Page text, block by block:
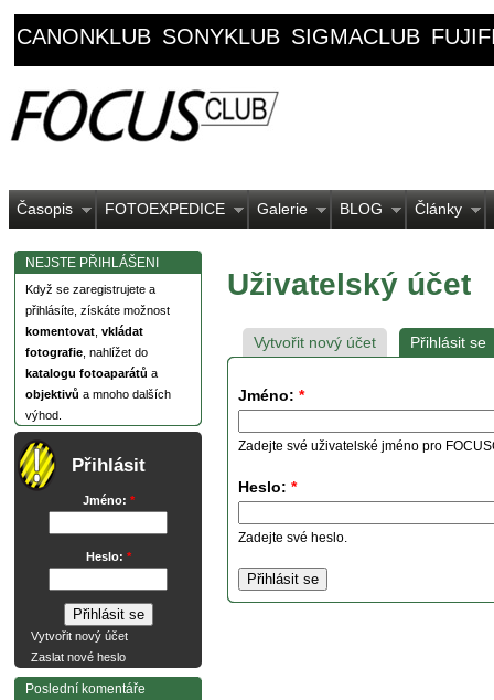
CANONKLUB SONYKLUB SIGMACLUB
Časopis FOTOEXPEDICE Galerie BLOG Články
NEJSTE PŘIHLÁŠENI
Když se zaregistrujete a
přihlásíte, získáte možnost
komentovat vkládat
fotografie , nahlížet do
katalogu fotoaparátů a
objektivů a mnoho dalších
výhod.
Přihlásit
Jméno: *
Heslo: *
Vytvořit nový účet
Zaslat nové heslo
Poslední komentáře
Uživatelský účet
Vytvořit nový účet Přihlásit se
Jméno: *
Zadejte své uživatelské jméno pro
Heslo: *
Zadejte své heslo.